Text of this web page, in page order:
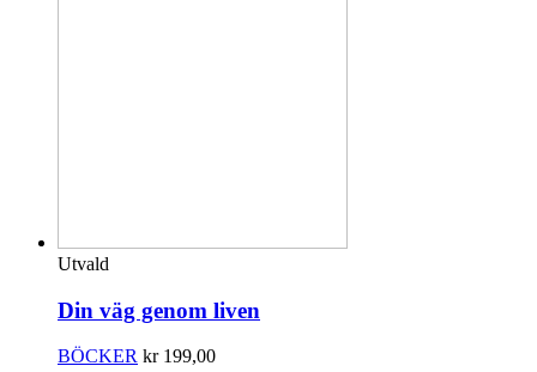
Utvald
Din väg genom liven
BÖCKER kr199,00